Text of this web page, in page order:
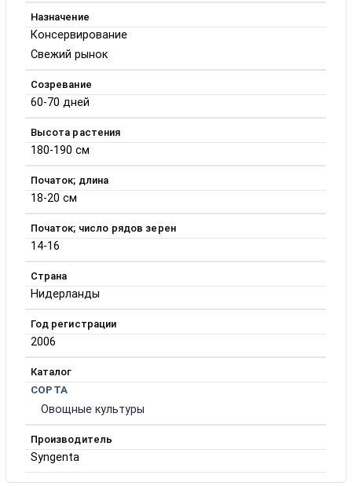
Назначение
Консервирование
Свежий рынок
Созревание
60-70 дней
Высота растения
180-190 см
Початок; длина
18-20 см
Початок; число рядов зерен
14-16
Страна
Нидерланды
Год регистрации
2006
Каталог
СОРТА
Овощные культуры
Производитель
Syngenta